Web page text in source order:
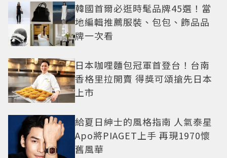
韓國首爾必逛時髦品牌45選！當
地編輯推薦服裝、包包、飾品品
牌一次看
日本咖哩麵包冠軍首登台！台南
香格里拉開賣 得獎可頌搶先日本
上市
給夏日紳士的風格指南 人氣泰星
Apo將PIAGET上手 再現1970懷
舊風華